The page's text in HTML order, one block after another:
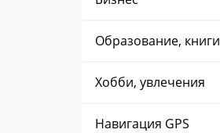
Образование, книги
Хобби, увлечения
Навигация GPS